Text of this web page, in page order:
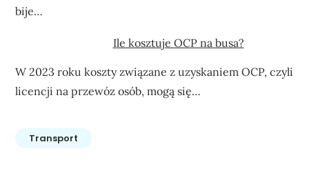
bije…
Ile kosztuje OCP na busa?
W 2023 roku koszty związane z uzyskaniem OCP, czyli
licencji na przewóz osób, mogą się…
Transport